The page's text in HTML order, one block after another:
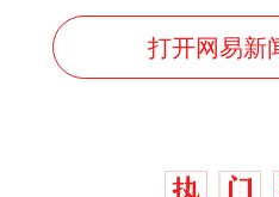
打开网易新